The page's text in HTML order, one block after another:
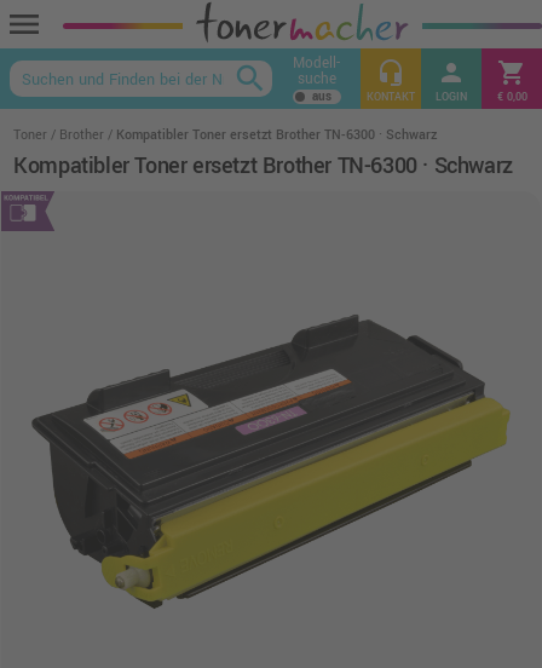
menu
keyboard_arrow_up
search Modell-
suche headset_mic
KONTAKT
person
LOGIN
shopping_cart
€ 0,00
Toner Brother Kompatibler Toner ersetzt Brother TN-6300 · Schwarz
Kompatibler Toner ersetzt Brother TN-6300 · Schwarz